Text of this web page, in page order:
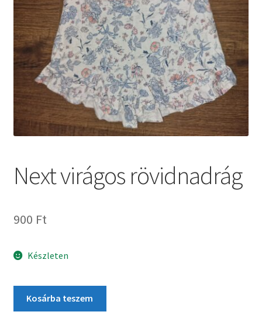
Termékek
Next virágos rövidnadrág
900 Ft
Készleten
Kosárba teszem